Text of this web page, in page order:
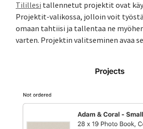
Tilillesi tallennetut projektit ovat
Projektit-valikossa, jolloin voit
omaan tahtiisi ja tallentaa ne
varten. Projektin valitseminen avaa